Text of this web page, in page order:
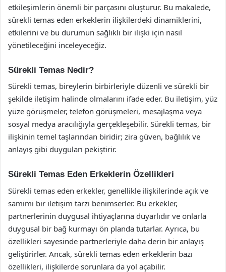
etkileşimlerin önemli bir parçasını oluşturur. Bu makalede,
sürekli temas eden erkeklerin ilişkilerdeki dinamiklerini,
etkilerini ve bu durumun sağlıklı bir ilişki için nasıl
yönetileceğini inceleyeceğiz.
Sürekli Temas Nedir?
Sürekli temas, bireylerin birbirleriyle düzenli ve sürekli bir
şekilde iletişim halinde olmalarını ifade eder. Bu iletişim, yüz
yüze görüşmeler, telefon görüşmeleri, mesajlaşma veya
sosyal medya aracılığıyla gerçekleşebilir. Sürekli temas, bir
ilişkinin temel taşlarından biridir; zira güven, bağlılık ve
anlayış gibi duyguları pekiştirir.
Sürekli Temas Eden Erkeklerin Özellikleri
Sürekli temas eden erkekler, genellikle ilişkilerinde açık ve
samimi bir iletişim tarzı benimserler. Bu erkekler,
partnerlerinin duygusal ihtiyaçlarına duyarlıdır ve onlarla
duygusal bir bağ kurmayı ön planda tutarlar. Ayrıca, bu
özellikleri sayesinde partnerleriyle daha derin bir anlayış
geliştirirler. Ancak, sürekli temas eden erkeklerin bazı
özellikleri, ilişkilerde sorunlara da yol açabilir.